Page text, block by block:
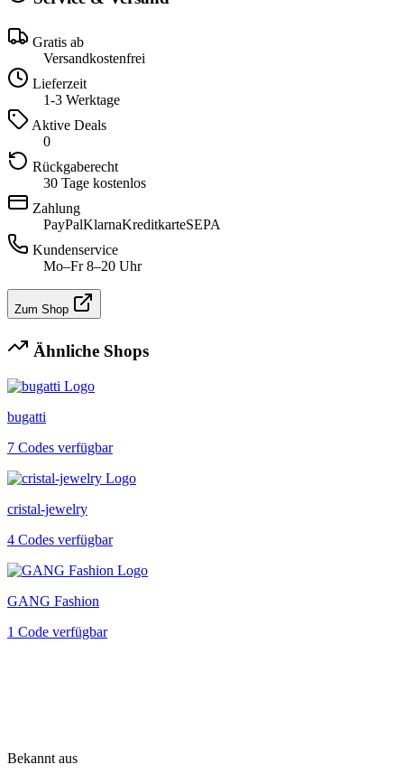
Gratis ab
Versandkostenfrei
Lieferzeit
1-3 Werktage
Aktive Deals
0
Rückgaberecht
30 Tage kostenlos
Zahlung
PayPalKlarnaKreditkarteSEPA
Kundenservice
Mo–Fr 8–20 Uhr
Zum Shop
Ähnliche Shops
bugatti
7 Codes verfügbar
cristal-jewelry
4 Codes verfügbar
GANG Fashion
1 Code verfügbar
Bekannt aus